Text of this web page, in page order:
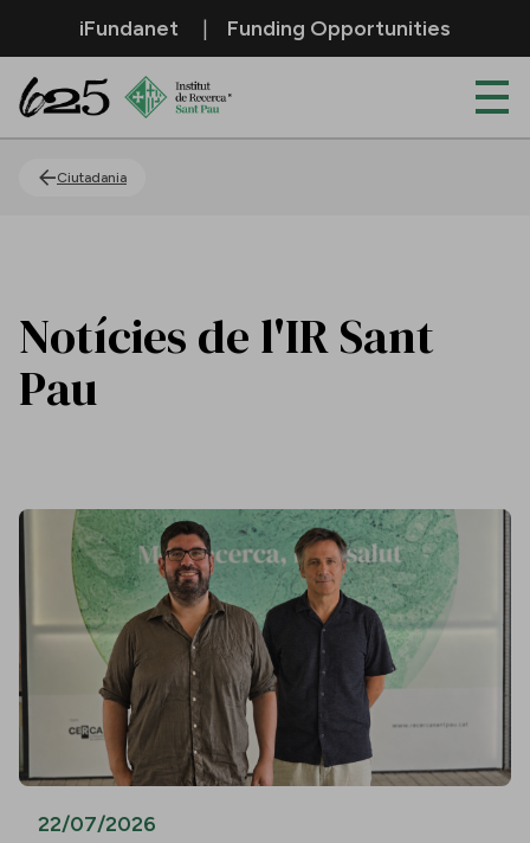
Salta al contingut principal
iFundanet Funding Opportunities
Ciutadania
Notícies de l'IR Sant
Pau
22/07/2026